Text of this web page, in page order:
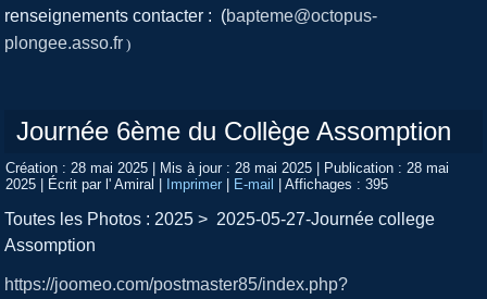
renseignements contacter : (bapteme@octopus-
plongee.asso.fr )
Journée 6ème du Collège Assomption
Création : 28 mai 2025 | Mis à jour : 28 mai 2025 | Publication : 28 mai
2025 | Écrit par l' Amiral | Imprimer | E-mail |Affichages : 395
Toutes les Photos : 2025 > 2025-05-27-Journée college
Assomption
https://joomeo.com/postmaster85/index.php?